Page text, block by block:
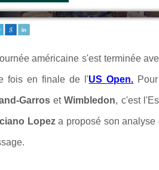
américaine s'est terminée
fois en finale de l'US Open.
Garros etWimbledon, c'est
Lopeza proposé son analyse